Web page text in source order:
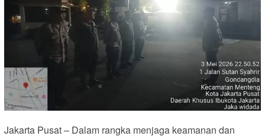
Jakarta Pusat – Dalam rangka menjaga keamanan dan